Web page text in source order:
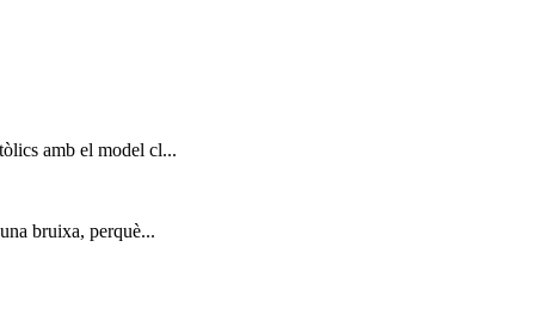
amb el model cl...
bruixa, perquè...